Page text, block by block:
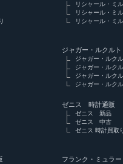
リシャール・ミ
リシャール・ミ
リシャール・ミ
ジャガー・ルクル
ジャガー・ルク
ジャガー・ルク
ジャガー・ルク
ジャガー・ルク
ゼニス 時計通販
ゼニス 新品
ゼニス 中古
ゼニス 時計買取
フランク・ミュラ